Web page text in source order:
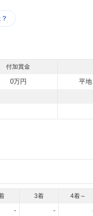
付加賞金
0万円 平地
3着 4着～
- -